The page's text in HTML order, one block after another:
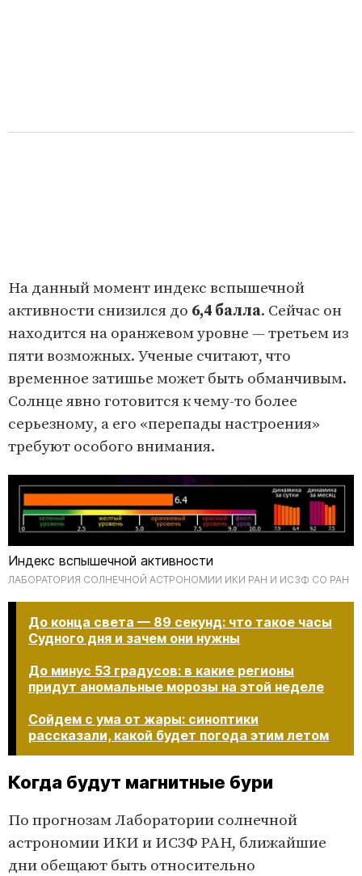
На данный момент индекс вспышечной
активности снизился до 6,4 балла. Сейчас он
находится на оранжевом уровне — третьем из
пяти возможных. Ученые считают, что
временное затишье может быть обманчивым.
Солнце явно готовится к чему-то более
серьезному, а его «перепады настроения»
требуют особого внимания.
Индекс вспышечной активности
ЛАБОРАТОРИЯ СОЛНЕЧНОЙ АСТРОНОМИИ ИКИ РАН И ИСЗФ СО РАН
До конца света — 89 секунд: что такое часы
Судного дня и зачем они нужны
До минус 53 градусов: в какие регионы
придут аномальные морозы на этой неделе
Сойдем с ума от жары: синоптики
рассказали, какой будет погода этим летом
Когда будут магнитные бури
По прогнозам Лаборатории солнечной
астрономии ИКИ и ИСЗФ РАН, ближайшие
дни обещают быть относительно